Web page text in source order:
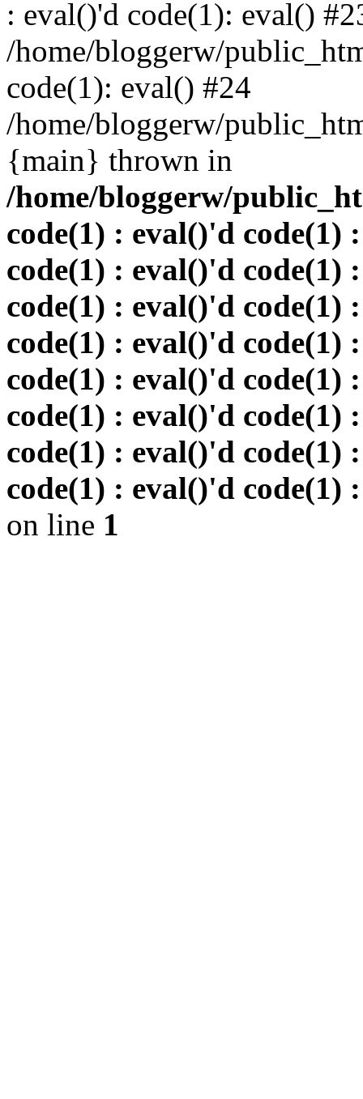
: eval()'d code(1): eval()
/home/bloggerw/
code(1): eval() #24
/home/bloggerw/
{main} thrown in
/home/bloggerw/
code(1) : eval()'d code(1)
code(1) : eval()'d code(1)
code(1) : eval()'d code(1)
code(1) : eval()'d code(1)
code(1) : eval()'d code(1)
code(1) : eval()'d code(1)
code(1) : eval()'d code(1)
code(1) : eval()'d code(1)
on line 1